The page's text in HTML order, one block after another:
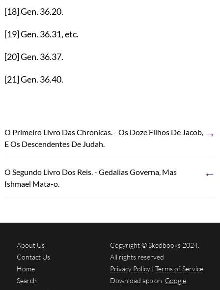
[18]Gen. 36.20.
[19]Gen. 36.31, etc.
[20]Gen. 36.37.
[21]Gen. 36.40.
O Primeiro Livro Das Chronicas. - Os Doze Filhos De Jacob,
E Os Descendentes De Judah.
→
O Segundo Livro Dos Reis. - Gedalias Governa, Mas
Ishmael Mata-o.
←
About Us
Contact Us
Home
Search
Copyright © Skedbooks 2024.
All rights reserved
Privacy Policy | Terms of Service
Download app on Google